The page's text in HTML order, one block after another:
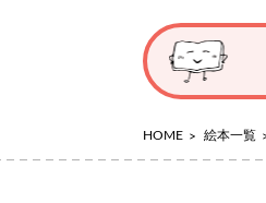
HOME 絵本一覧